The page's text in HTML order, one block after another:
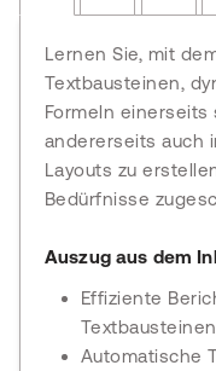
Lernen Sie, mit
Textbausteinen,
Formeln einerseits
andererseits auch
Layouts zu
Bedürfnisse
Auszug aus dem
Effiziente
Automatische